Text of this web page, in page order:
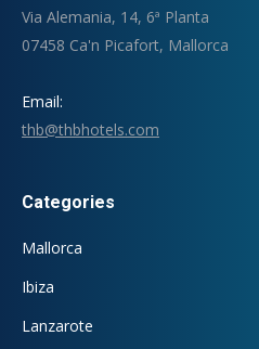
Via Alemania, 14, 6ª Planta
07458 Ca'n Picafort, Mallorca
Email:
thb@thbhotels.com
Categories
Mallorca
Ibiza
Lanzarote